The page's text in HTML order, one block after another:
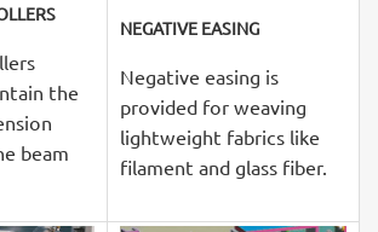
the
beam
NEGATIVE EASING
Negative easing is
provided for weaving
lightweight fabrics like
filament and glass fiber.